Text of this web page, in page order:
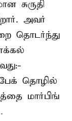
சுருதி
அவர்
தொடர்ந்து
தொழில்
மார்பிங்